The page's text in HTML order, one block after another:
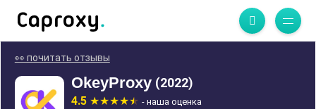
👀 почитать отзывы
OkeyProxy (2022)
4.5 - наша оценка